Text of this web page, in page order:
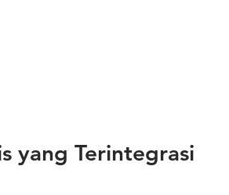
yang Terintegrasi